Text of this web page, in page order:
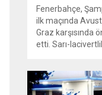
Fenerbahçe,
ilk maçında
Graz karşısında
etti. Sarı-
sağladı.
mücadeleyi